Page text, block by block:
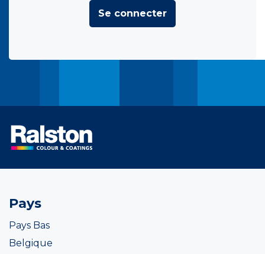
Se connecter
Pays
Pays Bas
Belgique